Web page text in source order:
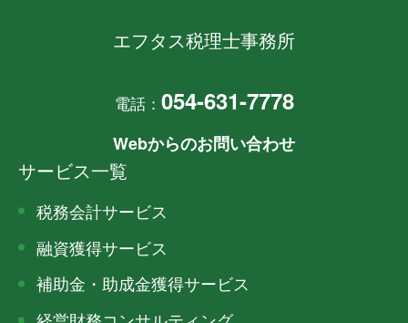
エフタス税理士事務所
電話： 054-631-7778
Webからのお問い合わせ
サービス一覧
税務会計サービス
融資獲得サービス
補助金・助成金獲得サービス